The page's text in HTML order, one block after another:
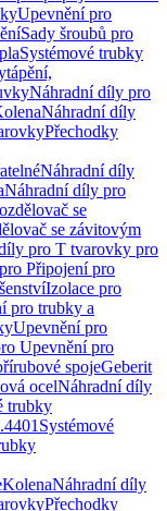
Upevnění pro
Sady šroubů pro
Systémové trubky
Náhradní díly pro
Náhradní díly
Přechodky
Náhradní díly
Náhradní díly pro
se
se závitovým
pro T tvarovky pro
Připojení pro
Izolace pro
pro trubky a
Upevnění pro
Upevnění pro
spojeGeberit
ocelNáhradní díly
trubky
Systémové
KolenaNáhradní díly
Přechodky